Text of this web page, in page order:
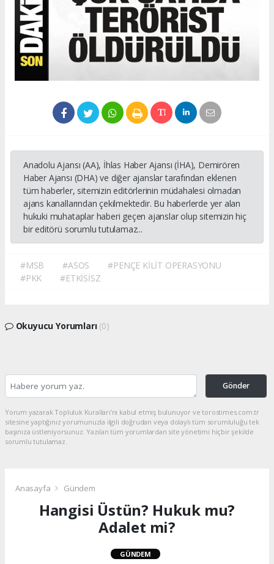
Anadolu Ajansı (AA), İhlas Haber Ajansı (İHA), Demirören
Haber Ajansı (DHA) ve diğer ajanslar tarafından eklenen
tüm haberler, sitemizin editörlerinin müdahalesi olmadan
ajans kanallarından çekilmektedir. Bu haberlerde yer alan
hukuki muhataplar haberi geçen ajanslar olup sitemizin hiç
bir editörü sorumlu tutulamaz...
#MSB #ASOS
#PENÇE KİLİT OPERASYONU
#PKK
#ETKİSİSZ
Okuyucu Yorumları (0)
Gönder
Yorum yazarak Topluluk Kuralları’nı kabul etmiş bulunuyor ve torostimes.com.tr
sitesine yaptığınız yorumunuzla ilgili doğrudan veya dolaylı tüm sorumluluğu tek
başınıza üstleniyorsunuz. Yazılan tüm yorumlardan site yönetimi hiçbir şekilde
sorumlu tutulamaz.
Anasayfa Gündem
Hangisi Üstün? Hukuk mu?
Adalet mi?
GÜNDEM